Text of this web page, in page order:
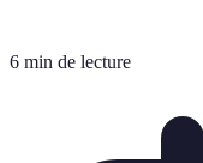
6 min de lecture